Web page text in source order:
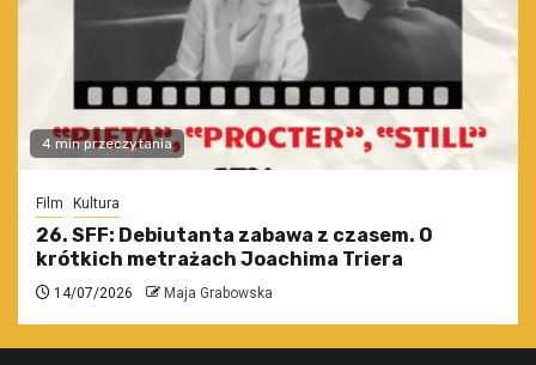
4 min przeczytania
Film Kultura
26. SFF: Debiutanta zabawa z czasem. O
krótkich metrażach Joachima Triera
14/07/2026 Maja Grabowska